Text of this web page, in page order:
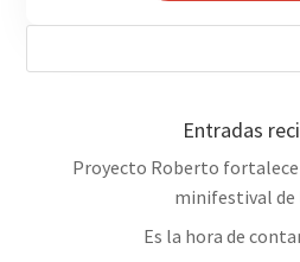
Entradas
Proyecto Roberto fortalece
minifestival de
Es la hora de